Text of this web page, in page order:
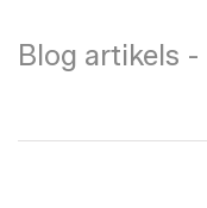
Blog artikels -